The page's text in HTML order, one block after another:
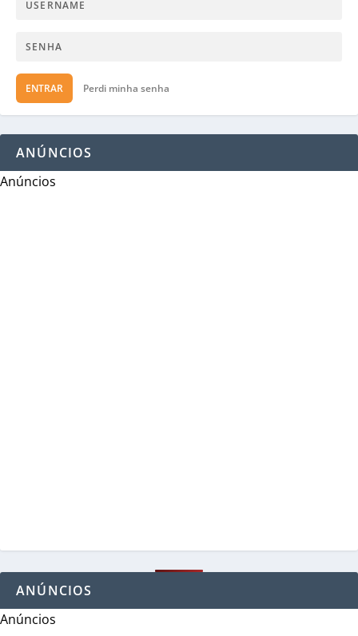
ENTRAR Perdi minha senha
ANÚNCIOS
Anúncios
ANÚNCIOS
Anúncios